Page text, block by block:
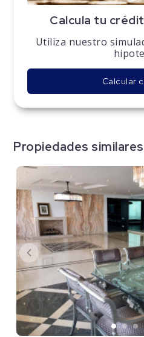
Calcula tu
Utiliza nuestro
Calcular
Propiedades similares